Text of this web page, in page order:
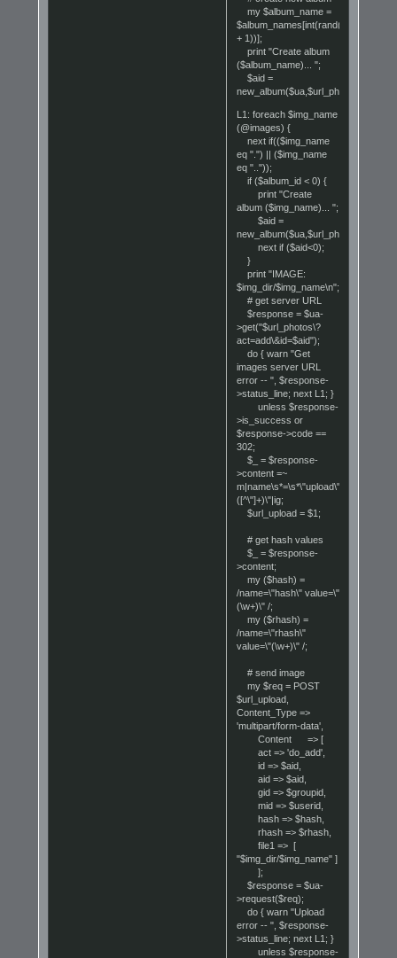
my $album_name =
+ 1))];
print "Create album
($album_name)... ";
$aid =
L1: foreach $img_name
(@images) {
next if(($img_name
eq ".") || ($img_name
eq ".."));
if ($album_id < 0) {
print "Create
album ($img_name)... ";
$aid =
next if ($aid<0);
}
print "IMAGE:
$img_dir/$img_name\n";
# get server URL
$response = $ua-
>get("$url_photos\?
act=add\&id=$aid");
do { warn "Get
images server URL
error -- ", $response-
>status_line; next L1; }
unless $response-
>is_success or
$response->code ==
302;
$_ = $response-
>content =~
([^\"]+)\"|ig;
$url_upload = $1;
# get hash values
$_ = $response-
>content;
my ($hash) =
/name=\"hash\" value=\"
(\w+)\" /;
my ($rhash) =
/name=\"rhash\"
value=\"(\w+)\" /;
# send image
my $req = POST
$url_upload,
Content_Type =>
'multipart/form-data',
Content => [
act => 'do_add',
id => $aid,
aid => $aid,
gid => $groupid,
mid => $userid,
hash => $hash,
rhash => $rhash,
file1 => [
"$img_dir/$img_name" ]
];
$response = $ua-
>request($req);
do { warn "Upload
error -- ", $response-
>status_line; next L1; }
unless $response-